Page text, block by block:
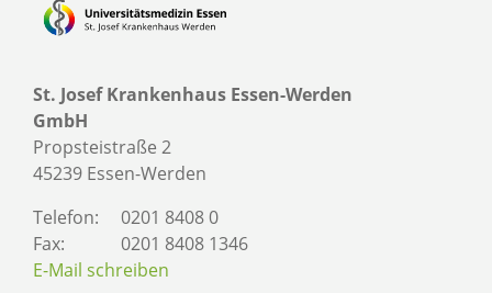
St. Josef Krankenhaus Essen-Werden
GmbH
Propsteistraße 2
45239 Essen-Werden
Telefon:
0201 8408 0
Fax:
0201 8408 1346
E-Mail schreiben